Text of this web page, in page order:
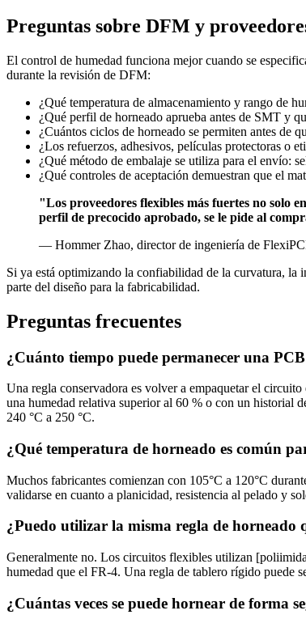
Preguntas sobre DFM y
El control de humedad funciona mejor cuando se
durante la revisión de DFM:
¿Qué temperatura de almacenamiento y rango de
¿Qué perfil de horneado aprueba antes de SMT y
¿Cuántos ciclos de horneado se permiten antes de
¿Los refuerzos, adhesivos, películas protectoras o
¿Qué método de embalaje se utiliza para el envío:
¿Qué controles de aceptación demuestran que el
"Los proveedores flexibles más fuertes no solo
perfil de precocido aprobado, se le pide al
— Hommer Zhao, director de ingeniería de
Si ya está optimizando la confiabilidad de la curvatura, la
parte del diseño para la fabricabilidad.
Preguntas frecuentes
¿Cuánto tiempo puede permanecer una
Una regla conservadora es volver a empaquetar el
una humedad relativa superior al 60 % o con un historial
240 °C a 250 °C.
¿Qué temperatura de horneado es común
Muchos fabricantes comienzan con 105°C a 120°C
validarse en cuanto a planicidad, resistencia al pelado y
¿Puedo utilizar la misma regla de horneado
Generalmente no. Los circuitos flexibles utilizan
humedad que el FR-4. Una regla de tablero rígido puede
¿Cuántas veces se puede hornear de forma